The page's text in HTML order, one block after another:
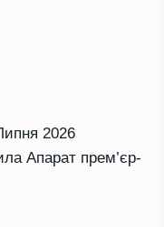
2026
Апарат прем’єр-